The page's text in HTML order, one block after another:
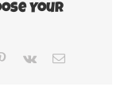
Your
Pinterest
Vk
Correo